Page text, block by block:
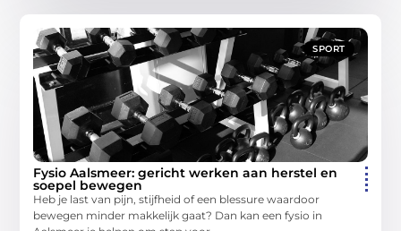
SPORT
Fysio Aalsmeer: gericht werken aan herstel en
soepel bewegen
Heb je last van pijn, stijfheid of een blessure waardoor
bewegen minder makkelijk gaat? Dan kan een fysio in